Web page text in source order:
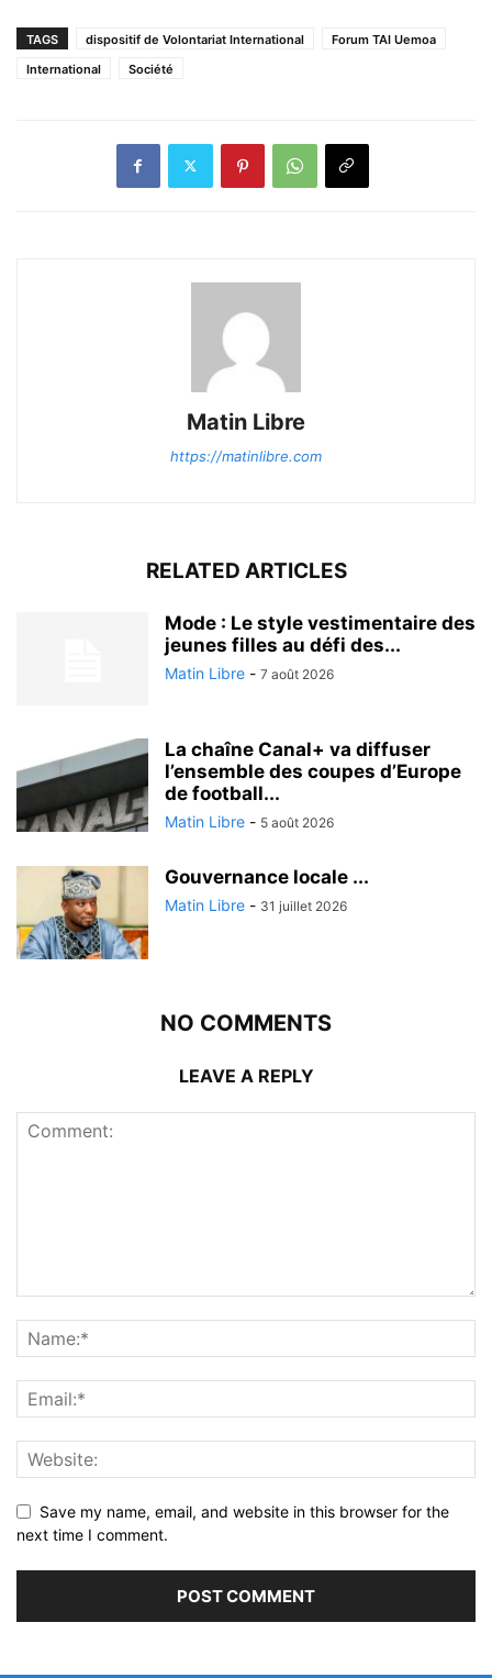
TAGS dispositif de Volontariat International
Forum TAI Uemoa
International
Société
Matin Libre
https://matinlibre.com
RELATED ARTICLES
Mode : Le style vestimentaire des
jeunes filles au défi des...
Matin Libre - 7 août 2026
La chaîne Canal+ va diffuser
l’ensemble des coupes d’Europe
de football...
Matin Libre - 5 août 2026
Gouvernance locale ...
Matin Libre - 31 juillet 2026
NO COMMENTS
LEAVE A REPLY
Save my name, email, and website in this browser for the
next time I comment.